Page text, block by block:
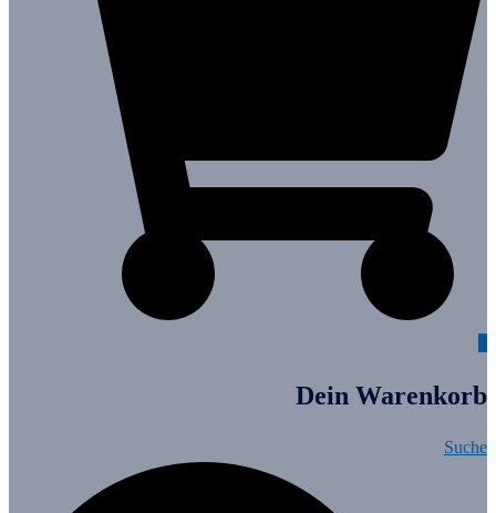
Dein Warenkorb
Suche